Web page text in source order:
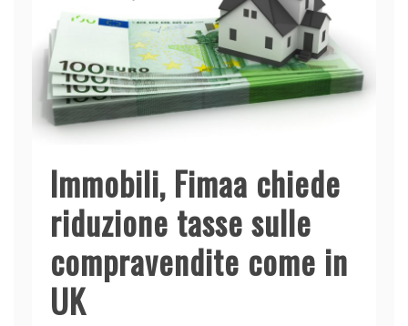
Immobili, Fimaa chiede
riduzione tasse sulle
compravendite come in
UK